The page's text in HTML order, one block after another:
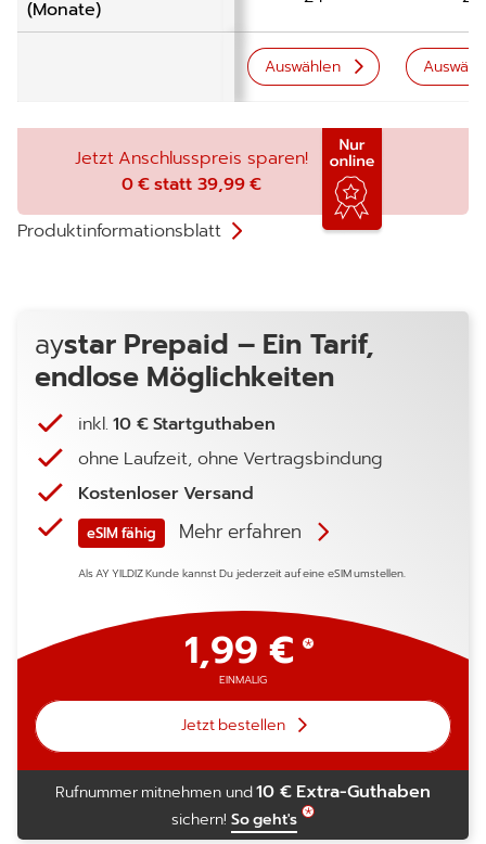
(Monate)
Auswählen
Jetzt Anschlusspreis sparen!
0 € statt 39,99 €
Produktinformationsblatt
aystar Prepaid – Ein Tarif,
endlose Möglichkeiten
inkl.10 € Startguthaben
ohne Laufzeit, ohne Vertragsbindung
Kostenloser Versand
eSIM fähig Mehr erfahren
AlsAY YILDIZKunde kannst Du jederzeit auf eine eSIM umstellen.
1,99 €
EINMALIG
Jetzt bestellen
Rufnummer mitnehmen und10 € Extra-Guthaben
sichern! So geht's